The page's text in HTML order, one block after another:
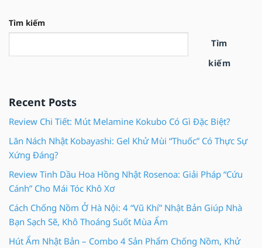
Tìm kiếm
Tìm
kiếm
Recent Posts
Review Chi Tiết: Mút Melamine Kokubo Có Gì Đặc Biệt?
Lăn Nách Nhật Kobayashi: Gel Khử Mùi “Thuốc” Có Thực Sự
Xứng Đáng?
Review Tinh Dầu Hoa Hồng Nhật Rosenoa: Giải Pháp “Cứu
Cánh” Cho Mái Tóc Khô Xơ
Cách Chống Nồm Ở Hà Nội: 4 “Vũ Khí” Nhật Bản Giúp Nhà
Bạn Sạch Sẽ, Khô Thoáng Suốt Mùa Ẩm
Hút Ẩm Nhật Bản – Combo 4 Sản Phẩm Chống Nồm, Khử